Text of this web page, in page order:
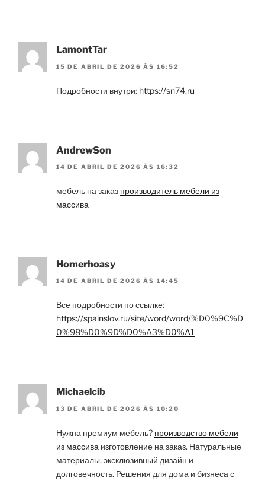
LamontTar
15 DE ABRIL DE 2026 ÀS 16:52
Подробности внутри: https://sn74.ru
AndrewSon
14 DE ABRIL DE 2026 ÀS 16:32
мебель на заказ производитель мебели из
массива
Homerhoasy
14 DE ABRIL DE 2026 ÀS 14:45
Все подробности по ссылке:
https://spainslov.ru/site/word/word/%D0%9C%D
0%98%D0%9D%D0%A3%D0%A1
Michaelcib
13 DE ABRIL DE 2026 ÀS 10:20
Нужна премиум мебель? производство мебели
из массива изготовление на заказ. Натуральные
материалы, эксклюзивный дизайн и
долговечность. Решения для дома и бизнеса с